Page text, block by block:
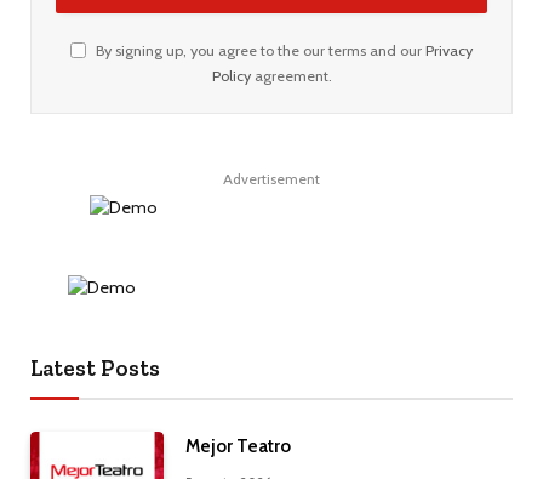
By signing up, you agree to the our terms and our Privacy
Policyagreement.
Advertisement
Latest Posts
Mejor Teatro